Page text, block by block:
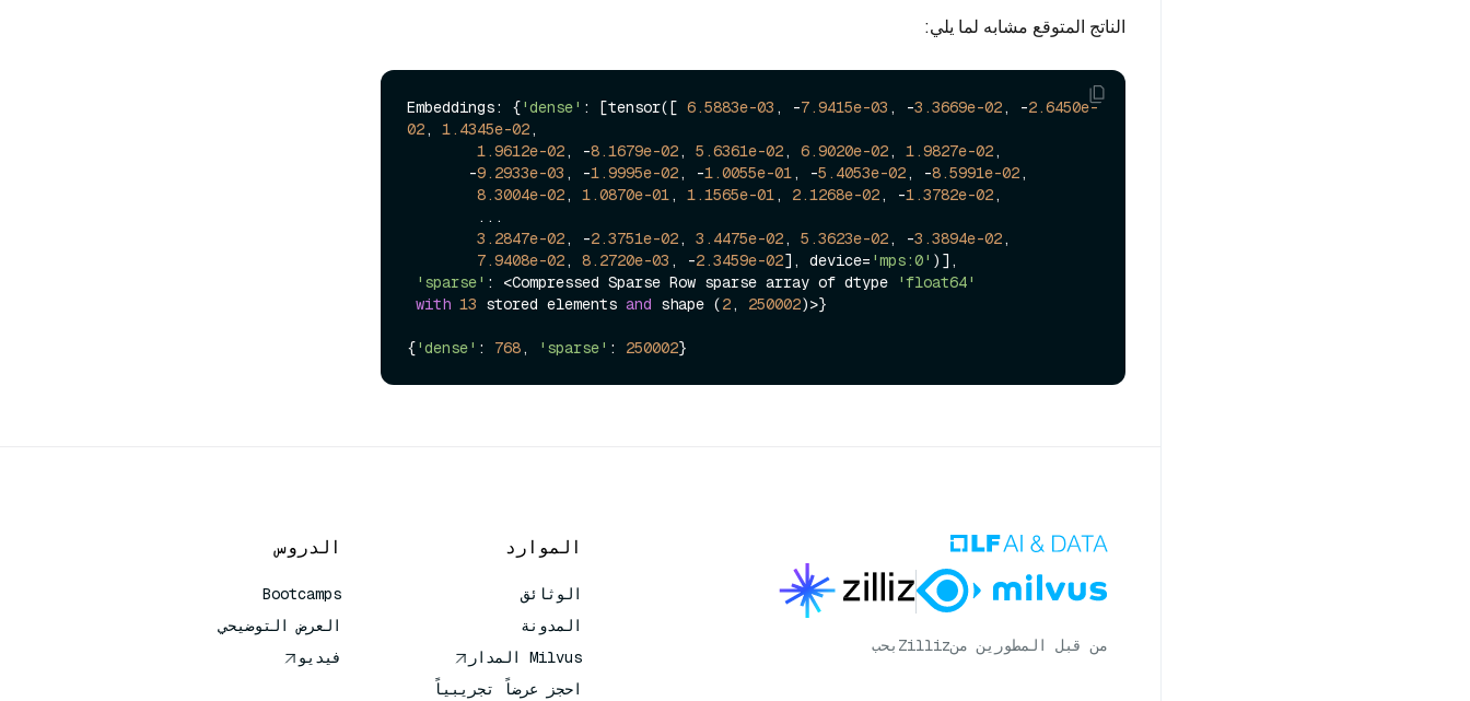
الناتج المتوقع مشابه لما يلي:
Embeddings: {'dense' : [tensor([ 6.5883e-03 , -7.9415e-03 , -3.3669e-02, -2.6450e-
02, 1.4345e-02,
1.9612e-02, -8.1679e-02, 5.6361e-02, 6.9020e-02, 1.9827e-02,
       -
9.2933e-03 , -1.9995e-02, -1.0055e-01, -5.4053e-02, -8.5991e-02,
8.3004e-02, 1.0870e-01, 1.1565e-01, 2.1268e-02, -1.3782e-02,
3.2847e-02, -2.3751e-02, 3.4475e-02, 5.3623e-02, -3.3894e-02,
7.9408e-02, 8.2720e-03 , -2.3459e-02], device= 'mps:0' )],
'sparse' : <Compressed Sparse Row sparse array of dtype
'float64'
with 13 stored elements and shape (2, 250002)>}
{'dense' : 768, 'sparse' : 250002
من قبل المطورين منZilliz بحب
الموارد
الوثائق
المدونة
Milvus المدار
احجز عرضاً تجريبياً
الدروس
Bootcamps
العرض التوضيحي
فيديو